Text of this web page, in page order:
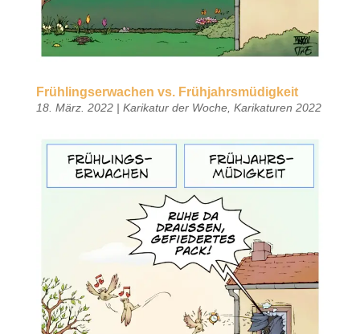
Frühlingserwachen vs. Frühjahrsmüdigkeit
18. März. 2022| Karikatur der Woche, Karikaturen 2022